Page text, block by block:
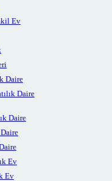
Ev
Daire
Daire
Daire
Ev
Ev